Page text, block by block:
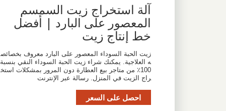
آلة استخراج زيت السمسم
المعصور على البارد | أفضل
خط إنتاج زيت
زيت الحبة السوداء المعصور على البارد معروف بخصائص
ه العلاجية. يمكنك شراء زيت الحبة السوداء النقي بنسبة
100٪ من متاجر بيع العطارة دون المرور بمشكلات استخ
راج الزيت في المنزل. رسالة عبر الإنترنت
احصل على السعر